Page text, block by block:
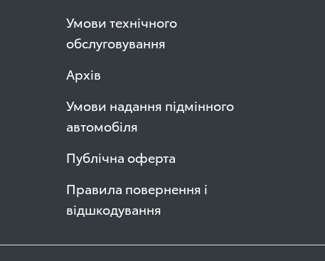
Умови технічного
обслуговування
Архів
Умови надання підмінного
автомобіля
Публічна оферта
Правила повернення і
відшкодування